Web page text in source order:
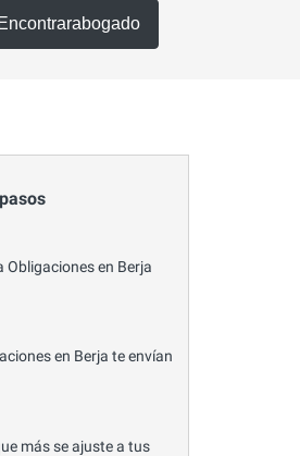
Encontrarabogado
en Berja
en Berja te envían
más se ajuste a tus